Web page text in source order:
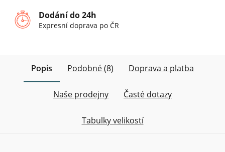
Dodání do 24h
Expresní doprava po ČR
Popis Podobné (8) Doprava a platba
Naše prodejny Časté dotazy
Tabulky velikostí